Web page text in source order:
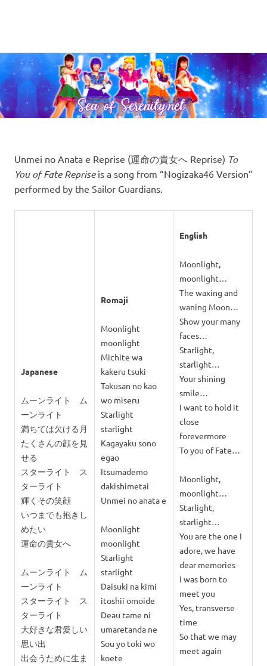
Skip
to
content
of
Serenity.Net
Moon
fansite
featuring
translations,
lyrics,
and
to
series!
Unmei no Anata e Reprise (運命の貴女へ Reprise) To
You of Fate Repriseis a song from “Nogizaka46 Version”
performed by the Sailor Guardians.
Japanese
ムーンライト ム
ーンライト
満ちては欠ける月
たくさんの顔を見
せる
スターライト ス
ターライト
輝くその笑顔
いつまでも抱きし
めたい
運命の貴女へ
ムーンライト ム
ーンライト
スターライト ス
ターライト
大好きな君愛しい
思い出
出会うために生ま
Romaji
Moonlight
moonlight
Michite wa
kakeru tsuki
Takusan no kao
wo miseru
Starlight
starlight
Kagayaku sono
egao
Itsumademo
dakishimetai
Unmei no anata e
Moonlight
moonlight
Starlight
starlight
Daisuki na kimi
itoshii omoide
Deau tame ni
umaretanda ne
Sou yo toki wo
koete
English
Moonlight,
moonlight…
The waxing and
waning Moon…
Show your many
faces…
Starlight,
starlight…
Your shining
smile…
I want to hold it
close
forevermore
To you of Fate…
Moonlight,
moonlight…
Starlight,
starlight…
You are the one I
adore, we have
dear memories
I was born to
meet you
Yes, transverse
time
So that we may
meet again